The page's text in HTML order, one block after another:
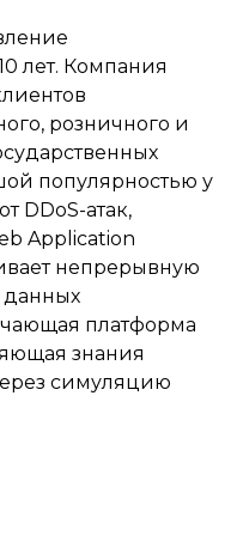
лет. Компания
розничного и
популярностью у
DDoS-атак,
Application
непрерывную
платформа
знания
симуляцию